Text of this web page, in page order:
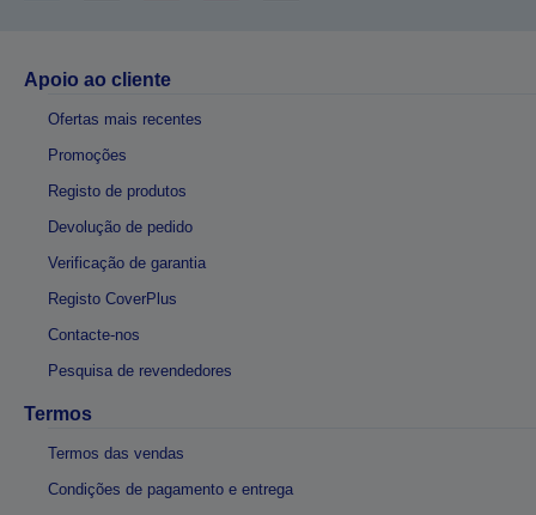
Apoio ao cliente
Ofertas mais recentes
Promoções
Registo de produtos
Devolução de pedido
Verificação de garantia
Registo CoverPlus
Contacte-nos
Pesquisa de revendedores
Termos
Termos das vendas
Condições de pagamento e entrega